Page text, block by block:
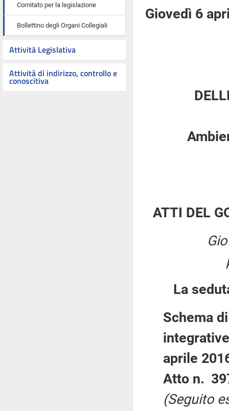
Comitato per la legislazione
Bollettino degli Organi Collegiali
Attività Legislativa
Attività di indirizzo, controllo e
conoscitiva
Giovedì 6
ATTI DEL
La
Schema
aprile
Atto n.
(Seguito